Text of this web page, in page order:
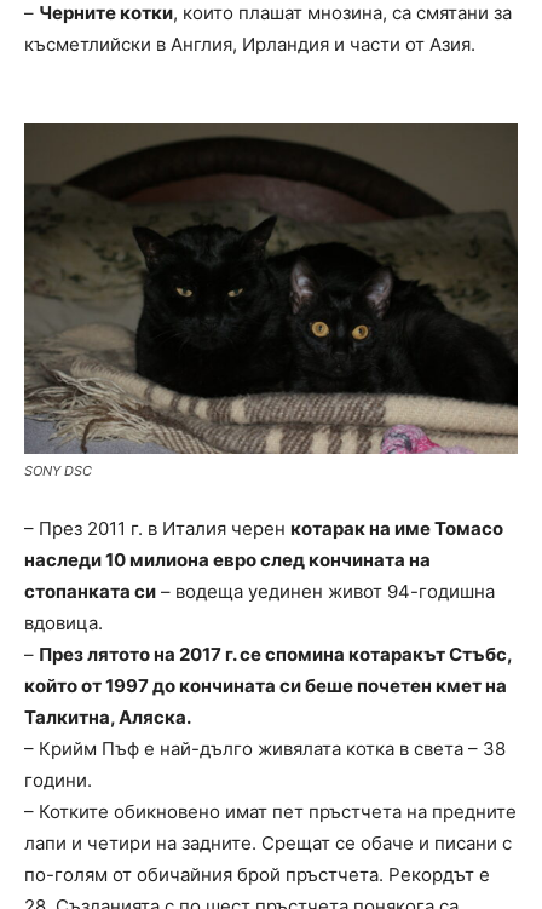
– Черните котки, които плашат мнозина, са смятани за
късметлийски в Англия, Ирландия и части от Азия.
SONY DSC
– През 2011 г. в Италия черен котарак на име Томасо
наследи 10 милиона евро след кончината на
стопанката си – водеща уединен живот 94-годишна
вдовица.
– През лятото на 2017 г. се спомина котаракът Стъбс,
който от 1997 до кончината си беше почетен кмет на
Талкитна, Аляска.
– Крийм Пъф е най-дълго живялата котка в света – 38
години.
– Котките обикновено имат пет пръстчета на предните
лапи и четири на задните. Срещат се обаче и писани с
по-голям от обичайния брой пръстчета. Рекордът е